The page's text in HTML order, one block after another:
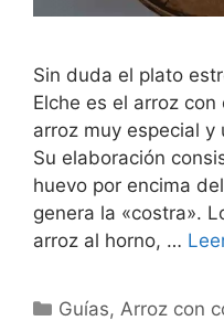
Sin duda el plato
Elche es el arroz
arroz muy especial y
Su elaboración
huevo por encima
genera la «costra».
arroz al horno, …
Categorías
Guías, Arroz con